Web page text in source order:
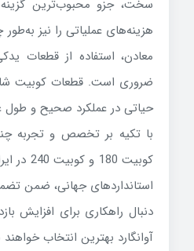
سخت، جزو محبوب‌ترین
هزینه‌های عملیاتی را نیز
معادن، استفاده از قطعات
ضروری است. قطعات کوبیت
حیاتی در عملکرد صحیح و طول
کوبیت
استانداردهای جهانی، ضمن
دنبال راهکاری برای افزایش
آوانگارد بهترین انتخاب خواهند